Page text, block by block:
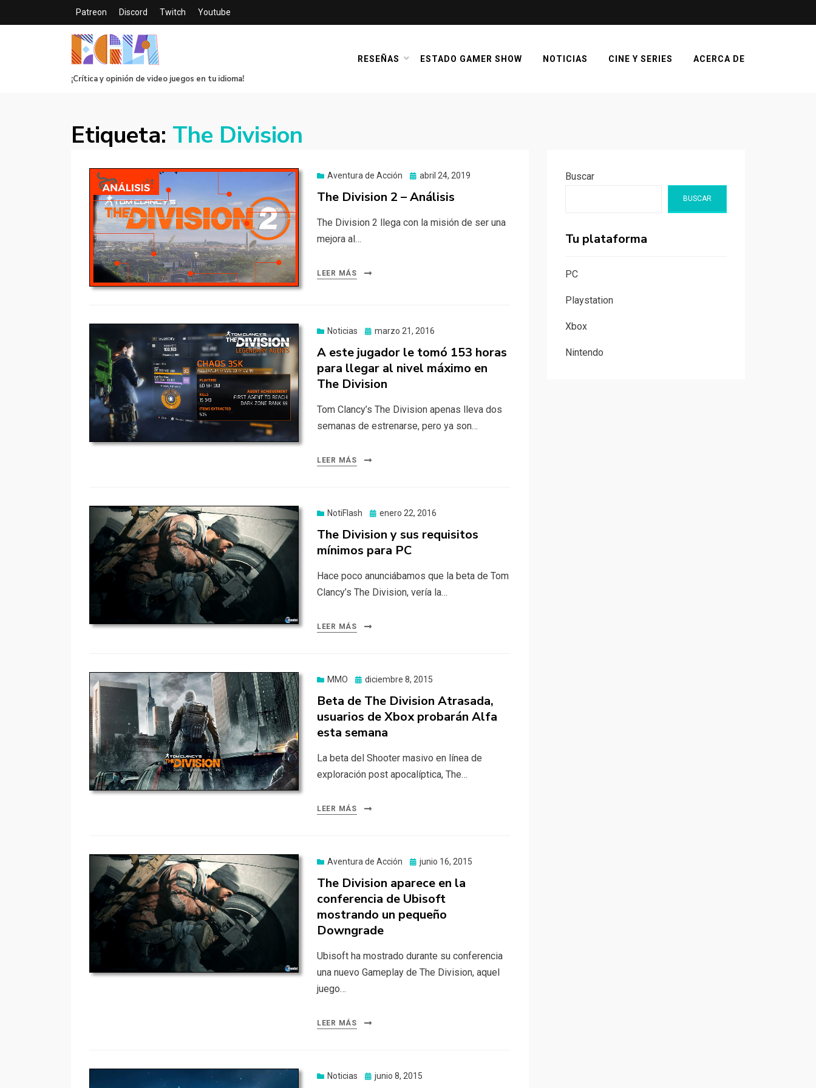
Patreon Discord Twitch Youtube
¡Crítica y opinión de video juegos en tu idioma!
RESEÑAS ESTADO GAMER SHOW NOTICIAS CINE Y SERIES ACERCA DE
Etiqueta: The Division
Aventura de Acción
Publicado
abril 24, 2019
The Division 2 – Análisis
The Division 2 llega con la misión de ser una
mejora al…
LEER MÁS
Noticias
Publicado
marzo 21, 2016
A este jugador le tomó 153 horas
para llegar al nivel máximo en
The Division
Tom Clancy’s The Division apenas lleva dos
semanas de estrenarse, pero ya son…
LEER MÁS
NotiFlash
Publicado
enero 22, 2016
The Division y sus requisitos
mínimos para PC
Hace poco anunciábamos que la beta de Tom
Clancy’s The Division, vería la…
LEER MÁS
MMO
Publicado
diciembre 8, 2015
Beta de The Division Atrasada,
usuarios de Xbox probarán Alfa
esta semana
La beta del Shooter masivo en línea de
exploración post apocalíptica, The…
LEER MÁS
Aventura de Acción
Publicado
junio 16, 2015
The Division aparece en la
conferencia de Ubisoft
mostrando un pequeño
Downgrade
Ubisoft ha mostrado durante su conferencia
una nuevo Gameplay de The Division, aquel
juego…
LEER MÁS
Noticias
Publicado
junio 8, 2015
Buscar
BUSCAR
Tu plataforma
PC
Playstation
Xbox
Nintendo